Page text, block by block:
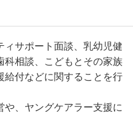
ィサポート面談、乳幼児健
科相談、こどもとその家族
給付などに関することを行
、ヤングケアラー支援に